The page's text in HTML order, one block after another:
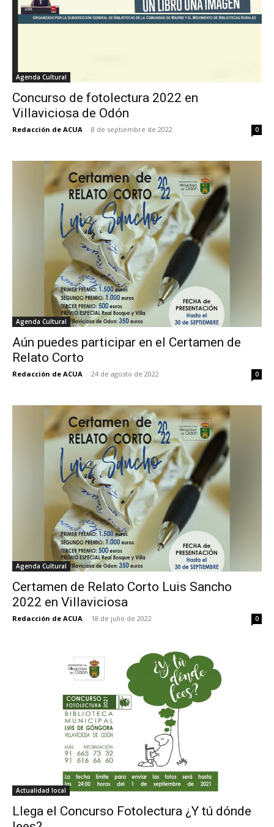
Agenda Cultural
Concurso de fotolectura 2022 en
Villaviciosa de Odón
Redacción de ACUA - 8 de septiembre de 2022 0
Agenda Cultural
Aún puedes participar en el Certamen de
Relato Corto
Redacción de ACUA - 24 de agosto de 2022 0
Agenda Cultural
Certamen de Relato Corto Luis Sancho
2022 en Villaviciosa
Redacción de ACUA - 18 de julio de 2022 0
Actualidad local
Llega el Concurso Fotolectura ¿Y tú dónde